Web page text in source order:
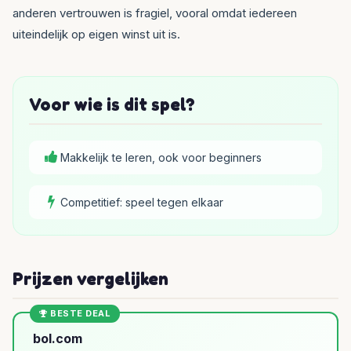
anderen vertrouwen is fragiel, vooral omdat iedereen
uiteindelijk op eigen winst uit is.
Voor wie is dit spel?
Makkelijk te leren, ook voor beginners
Competitief: speel tegen elkaar
Prijzen vergelijken
BESTE DEAL
bol.com